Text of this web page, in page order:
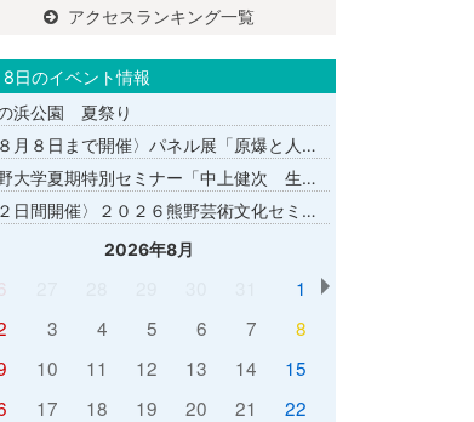
アクセスランキング一覧
日のイベント情報
浜公園 夏祭り
月８日まで開催〉パネル展「原爆と人間展」
学夏期特別セミナー「中上健次 生誕８０年－時代へのまなざし－」
日間開催〉２０２６熊野芸術文化セミナー
2026年8月
1
3 4 5 6 7
8
10 11 12 13 14
15
17 18 19 20 21
22